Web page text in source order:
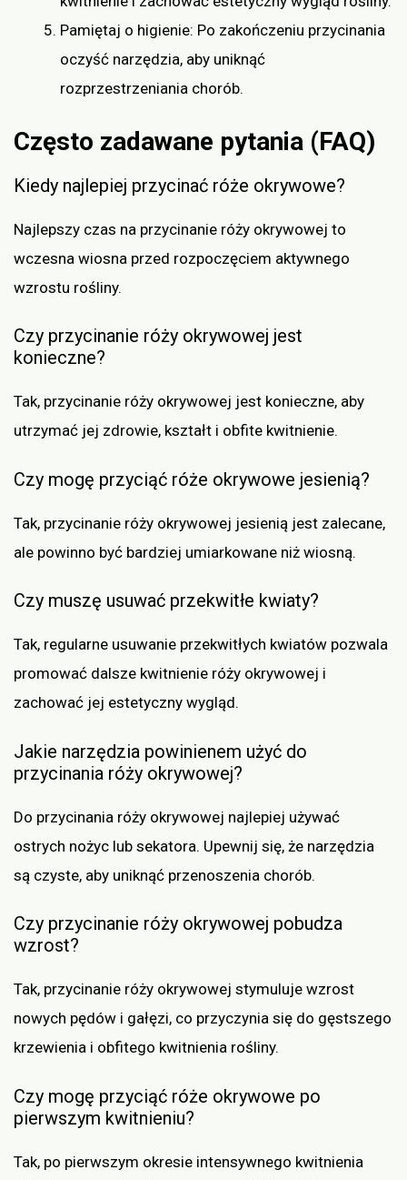
Pamiętaj o higienie: Po zakończeniu przycinania
oczyść narzędzia, aby uniknąć
rozprzestrzeniania chorób.
Często zadawane pytania (FAQ)
Kiedy najlepiej przycinać róże okrywowe?
Najlepszy czas na przycinanie róży okrywowej to
wczesna wiosna przed rozpoczęciem aktywnego
wzrostu rośliny.
Czy przycinanie róży okrywowej jest
konieczne?
Tak, przycinanie róży okrywowej jest konieczne, aby
utrzymać jej zdrowie, kształt i obfite kwitnienie.
Czy mogę przyciąć róże okrywowe jesienią?
Tak, przycinanie róży okrywowej jesienią jest zalecane,
ale powinno być bardziej umiarkowane niż wiosną.
Czy muszę usuwać przekwitłe kwiaty?
Tak, regularne usuwanie przekwitłych kwiatów pozwala
promować dalsze kwitnienie róży okrywowej i
zachować jej estetyczny wygląd.
Jakie narzędzia powinienem użyć do
przycinania róży okrywowej?
Do przycinania róży okrywowej najlepiej używać
ostrych nożyc lub sekatora. Upewnij się, że narzędzia
są czyste, aby uniknąć przenoszenia chorób.
Czy przycinanie róży okrywowej pobudza
wzrost?
Tak, przycinanie róży okrywowej stymuluje wzrost
nowych pędów i gałęzi, co przyczynia się do gęstszego
krzewienia i obfitego kwitnienia rośliny.
Czy mogę przyciąć róże okrywowe po
pierwszym kwitnieniu?
Tak, po pierwszym okresie intensywnego kwitnienia